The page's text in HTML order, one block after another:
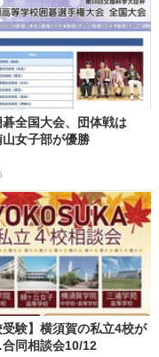
全国大会、団体戦は
女子部が優勝
受験】横須賀の私立4校が
同相談会10/12